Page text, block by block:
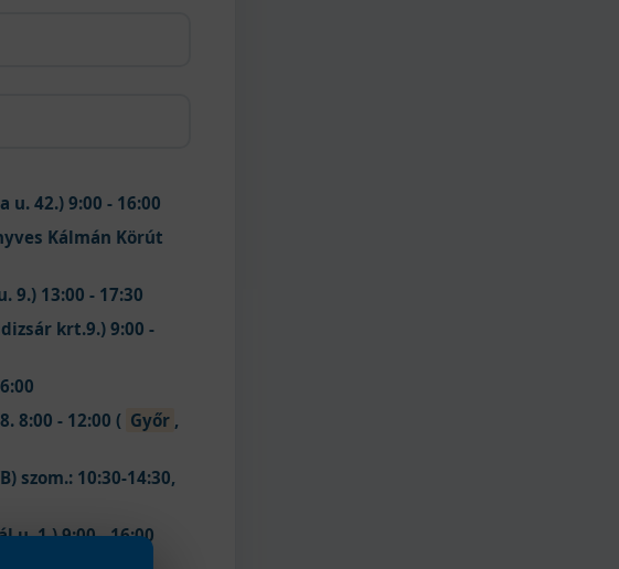
u. 42.) 9:00 - 16:00
Kálmán Körút
9.) 13:00 - 17:30
krt.9.) 9:00 -
8:00 - 12:00 ( Győr ,
szom.: 10:30-14:30,
u. 1.) 9:00 - 16:00